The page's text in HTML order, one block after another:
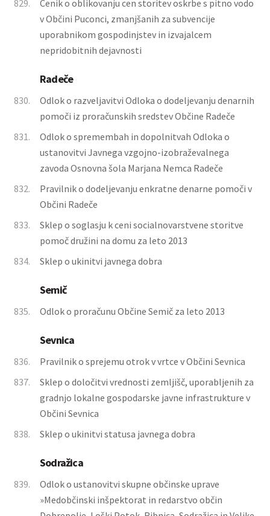
829.
Cenik o oblikovanju cen storitev oskrbe s pitno vodo
v Občini Puconci, zmanjšanih za subvencije
uporabnikom gospodinjstev in izvajalcem
nepridobitnih dejavnosti
Radeče
830.
Odlok o razveljavitvi Odloka o dodeljevanju denarnih
pomoči iz proračunskih sredstev Občine Radeče
831.
Odlok o spremembah in dopolnitvah Odloka o
ustanovitvi Javnega vzgojno-izobraževalnega
zavoda Osnovna šola Marjana Nemca Radeče
832.
Pravilnik o dodeljevanju enkratne denarne pomoči v
Občini Radeče
833.
Sklep o soglasju k ceni socialnovarstvene storitve
pomoč družini na domu za leto 2013
834.
Sklep o ukinitvi javnega dobra
Semič
835. Odlok o proračunu Občine Semič za leto 2013
Sevnica
836.
Pravilnik o sprejemu otrok v vrtce v Občini Sevnica
837.
Sklep o določitvi vrednosti zemljišč, uporabljenih za
gradnjo lokalne gospodarske javne infrastrukture v
Občini Sevnica
838.
Sklep o ukinitvi statusa javnega dobra
Sodražica
839.
Odlok o ustanovitvi skupne občinske uprave
»Medobčinski inšpektorat in redarstvo občin